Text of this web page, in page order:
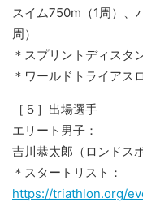
スイム750m（1周）、
周）
＊スプリントディスタ
＊ワールドトライア
［５］出場選手
エリート男子：
吉川恭太郎（ロンドス
＊スタートリスト：
https://triathlon.org/